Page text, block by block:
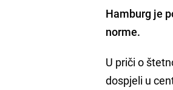
Hamburg je
norme.
U priči o
dospjeli u